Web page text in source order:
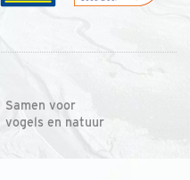
Samen voor
vogels en natuur